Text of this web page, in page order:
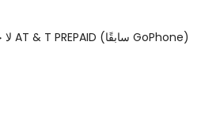
لا خيارات عقد AT & T PREPAID (سابقًا GoPhone)